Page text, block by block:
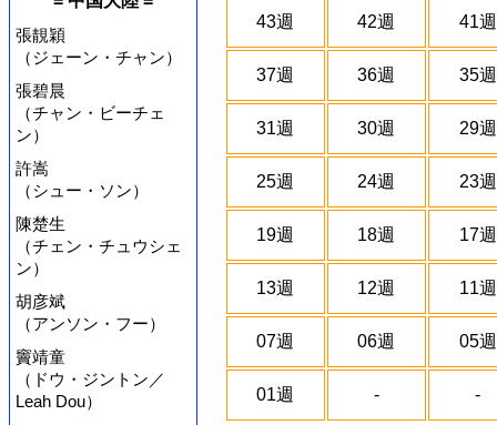
張靚穎
（ジェーン・チャン）
張碧晨
（チャン・ビーチェ
ン）
許嵩
（シュー・ソン）
陳楚生
（チェン・チュウシェ
ン）
胡彦斌
（アンソン・フー）
竇靖童
（ドウ・ジントン／
Leah Dou）
43週 42週 41週
37週 36週 35週
31週 30週 29週
25週 24週 23週
19週 18週 17週
13週 12週 11週
07週 06週 05週
01週 - -